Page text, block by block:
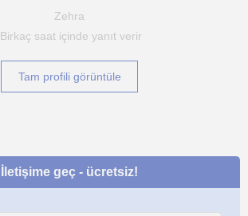
Zehra
Birkaç saat içinde yanıt verir
Tam profili görüntüle
İletişime geç - ücretsiz!